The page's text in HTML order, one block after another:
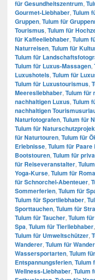
für Gesundheitszentrum,
Gourmet-Liebhaber, Tulum
Gruppen, Tulum für
Tourismus, Tulum für
für Kaffeeliebhaber, Tulum
Naturreisen, Tulum für
Tulum für
Tulum für Luxus-Massagen,
Luxushotels, Tulum für
Tulum für Luxustourismus,
Meeresliebhaber, Tulum für
nachhaltigen Luxus, Tulum
nachhaltigen
Naturfotografen, Tulum für
Tulum für
für Naturtouren, Tulum für
Erlebnisse, Tulum für Paare
Bootstouren, Tulum für
für Reiseveranstalter,
Yoga-Kurse, Tulum für
für Schnorchel-Abenteuer,
Sommerferien, Tulum für
Tulum für Sportliebhaber,
Sporttauchen, Tulum für
Tulum für Taucher, Tulum
Spa, Tulum für Tierliebhaber,
Tulum für Umweltschützer,
Wanderer, Tulum für
Wassersportarten, Tulum
Entspannungsferien, Tulum
Wellness-Liebhaber, Tulum